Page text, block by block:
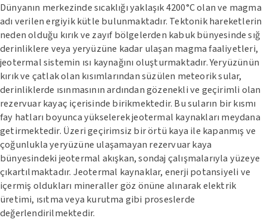
Dünyanın merkezinde sıcaklığı yaklaşık 4200°C olan ve magma
adı verilen ergiyik kütle bulunmaktadır. Tektonik hareketlerin
neden olduğu kırık ve zayıf bölgelerden kabuk bünyesinde sığ
derinliklere veya yeryüzüne kadar ulaşan magma faaliyetleri,
jeotermal sistemin ısı kaynağını oluşturmaktadır. Yeryüzünün
kırık ve çatlak olan kısımlarından süzülen meteorik sular,
derinliklerde ısınmasının ardından gözenekli ve geçirimli olan
rezervuar kayaç içerisinde birikmektedir. Bu suların bir kısmı
fay hatları boyunca yükselerek jeotermal kaynakları meydana
getirmektedir. Üzeri geçirimsiz bir örtü kaya ile kapanmış ve
çoğunlukla yeryüzüne ulaşamayan rezervuar kaya
bünyesindeki jeotermal akışkan, sondaj çalışmalarıyla yüzeye
çıkartılmaktadır. Jeotermal kaynaklar, enerji potansiyeli ve
içermiş oldukları mineraller göz önüne alınarak elektrik
üretimi, ısıtma veya kurutma gibi proseslerde
değerlendirilmektedir.